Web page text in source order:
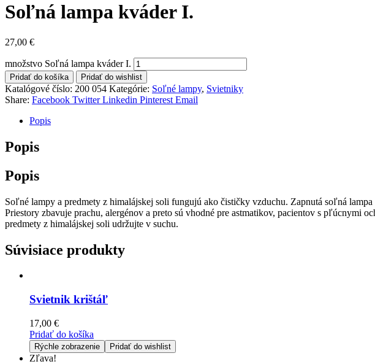
Soľná lampa kváder I.
27,00 €
množstvo Soľná lampa kváder I.
Pridať do košíka Pridať do wishlist
Katalógové číslo: 200 054 Kategórie: Soľné lampy, Svietniky
Share: Facebook Twitter Linkedin Pinterest Email
Popis
Popis
Popis
Soľné lampy a predmety z himalájskej soli fungujú ako čističky vzduchu. Zapnutá soľná
Priestory zbavuje prachu, alergénov a preto sú vhodné pre astmatikov, pacientov s pľúcnymi
predmety z himalájskej soli udržujte v suchu.
Súvisiace produkty
Svietnik krištáľ
17,00 €
Pridať do košíka
Rýchle zobrazenie Pridať do wishlist
Zľava!